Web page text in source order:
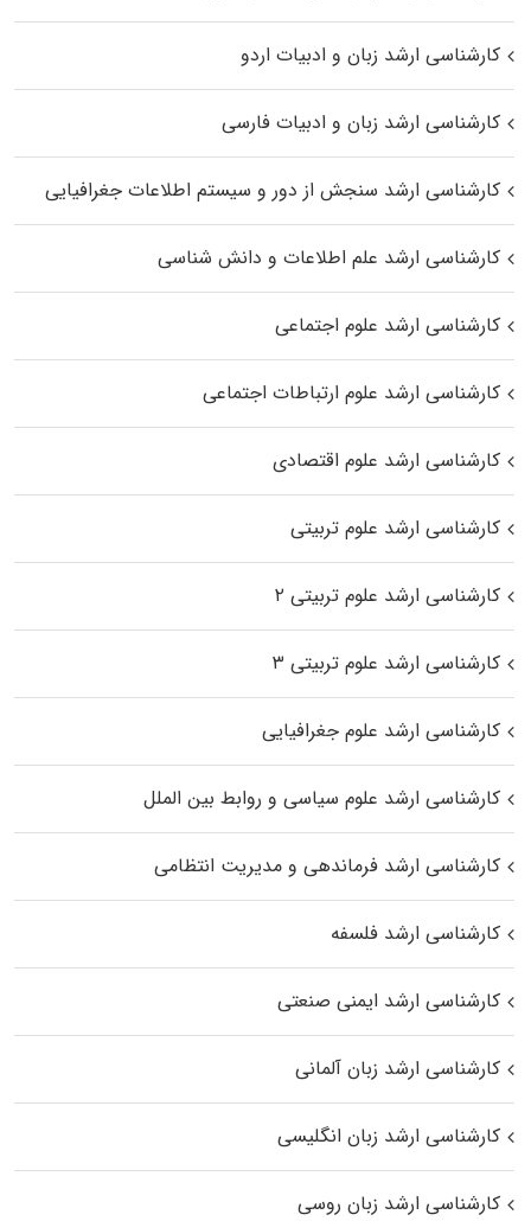
کارشناسی ارشد زبان و ادبیات اردو
کارشناسی ارشد زبان و ادبیات فارسی
کارشناسی ارشد سنجش از دور و سیستم اطلاعات جغرافیایی
کارشناسی ارشد علم اطلاعات و دانش شناسی
کارشناسی ارشد علوم اجتماعی
کارشناسی ارشد علوم ارتباطات اجتماعی
کارشناسی ارشد علوم اقتصادی
کارشناسی ارشد علوم تربیتی
کارشناسی ارشد علوم تربیتی ۲
کارشناسی ارشد علوم تربیتی ۳
کارشناسی ارشد علوم جغرافیایی
کارشناسی ارشد علوم سیاسی و روابط بین الملل
کارشناسی ارشد فرماندهی و مدیریت انتظامی
کارشناسی ارشد فلسفه
کارشناسی ارشد ایمنی صنعتی
کارشناسی ارشد زبان آلمانی
کارشناسی ارشد زبان انگلیسی
کارشناسی ارشد زبان روسی